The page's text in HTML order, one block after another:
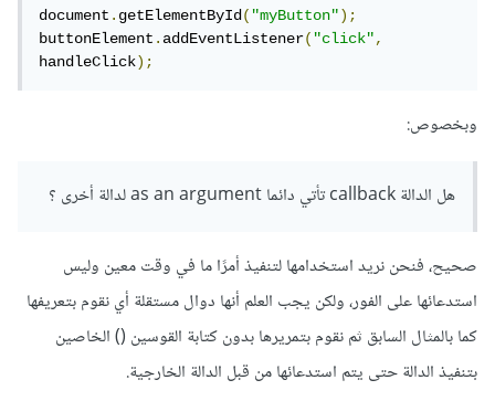
document.getElementById("myButton");
buttonElement.addEventListener("click",
handleClick);
وبخصوص:
هل الدالة callback تأتي دائما as an argument لدالة أخرى ؟
صحيح، فنحن نريد استخدامها لتنفيذ أمرًا ما في وقت معين وليس
استدعائها على الفور، ولكن يجب العلم أنها دوال مستقلة أي نقوم بتعريفها
كما بالمثال السابق ثم نقوم بتمريرها بدون كتابة القوسين () الخاصين
بتنفيذ الدالة حتى يتم استدعائها من قبل الدالة الخارجية.